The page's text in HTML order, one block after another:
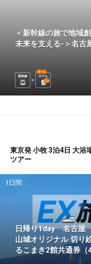
＜新幹線の旅で地域
未来を支える-＞名
新幹線 ホテル
選べる
1 泊
東京発 小牧 3泊4日 大浴
ツアー
1日間
日帰り1day 名古屋
山城オリジナル 切り
るこまき2館共通券（